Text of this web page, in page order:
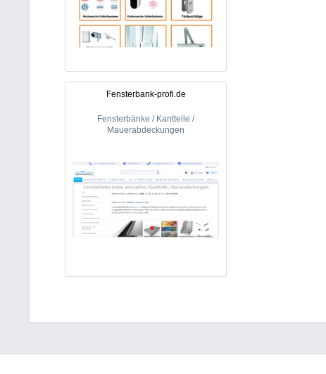
Fensterbank-profi.de
Fensterbänke / Kantteile /
Mauerabdeckungen